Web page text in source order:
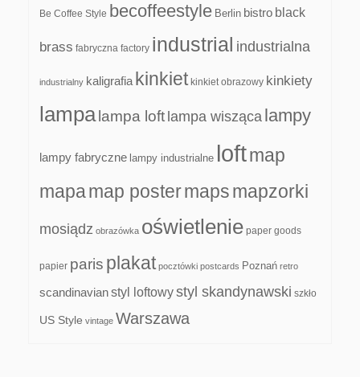
Be Coffee Style becoffeestyle Berlin bistro black
brass fabryczna factory industrial industrialna
industrialny kaligrafia kinkiet kinkiet obrazowy kinkiety
lampa lampa loft lampa wisząca lampy
lampy fabryczne lampy industrialne loftmap
mapamap postermapsmapzorki
mosiądz obrazówka oświetlenie paper goods
papier paris plakat pocztówki postcards Poznań retro
scandinavianstyl loftowystyl skandynawski szkło
US Style vintage Warszawa